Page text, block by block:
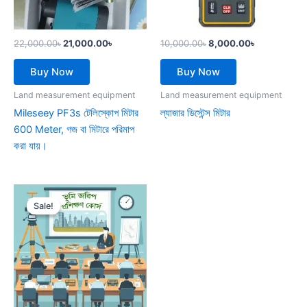
22,000.00৳21,000.00৳
Buy Now
Land measurement equipment
Mileseey PF3s টেলিস্কোপ মিটার
600 Meter, গজ বা মিটারে পরিমাপ
করা যায়।
10,000.00৳8,000.00৳
Buy Now
Land measurement equipment
ল্যাজার ডিস্টেন্স মিটার
Sale!
Sale!
Original
price
was:
4,900.00৳.
Current
price
is:
990.00৳.